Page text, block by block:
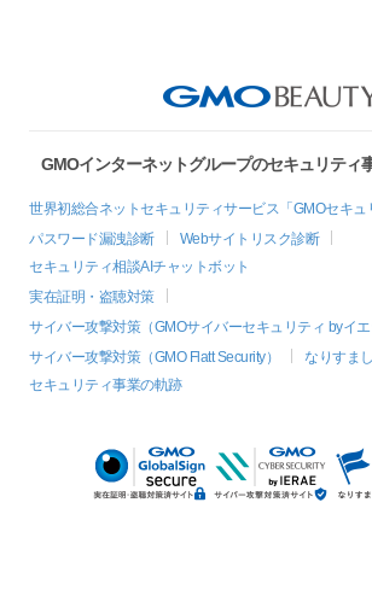
GMOインターネットグループのセキュリティ
世界初総合ネットセキュリティサービス「GMOセキュ
パスワード漏洩診断
Webサイトリスク診断
セキュリティ相談AIチャットボット
実在証明・盗聴対策
サイバー攻撃対策（GMOサイバーセキュリティ byイエ
サイバー攻撃対策（GMO Flatt Security）
なりすま
セキュリティ事業の軌跡